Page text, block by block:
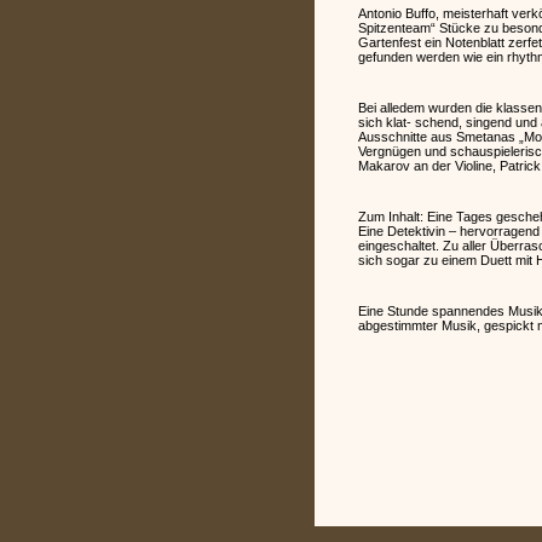
Antonio Buffo, meisterhaft
Spitzenteam“ Stücke zu
Gartenfest ein Notenblatt
gefunden werden wie ein
Bei alledem wurden die
sich klat- schend, singend
Ausschnitte aus Smetanas
Vergnügen und
Makarov an der Violine,
Zum Inhalt: Eine Tages
Eine Detektivin –
eingeschaltet. Zu aller
sich sogar zu einem Duett mit
Eine Stunde spannendes
abgestimmter Musik, gespickt